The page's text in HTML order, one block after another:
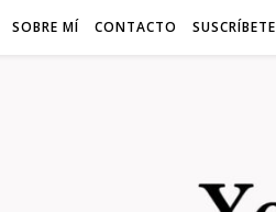
SOBRE MÍ CONTACTO SUSCRÍBETE